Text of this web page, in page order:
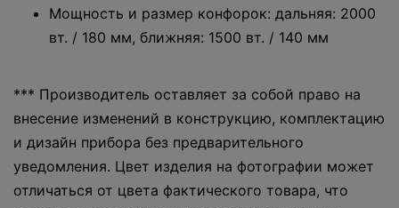
Мощность и размер конфорок: дальняя: 2000
вт. / 180 мм, ближняя: 1500 вт. / 140 мм
*** Производитель оставляет за собой право на
внесение изменений в конструкцию, комплектацию
и дизайн прибора без предварительного
уведомления. Цвет изделия на фотографии может
отличаться от цвета фактического товара, что